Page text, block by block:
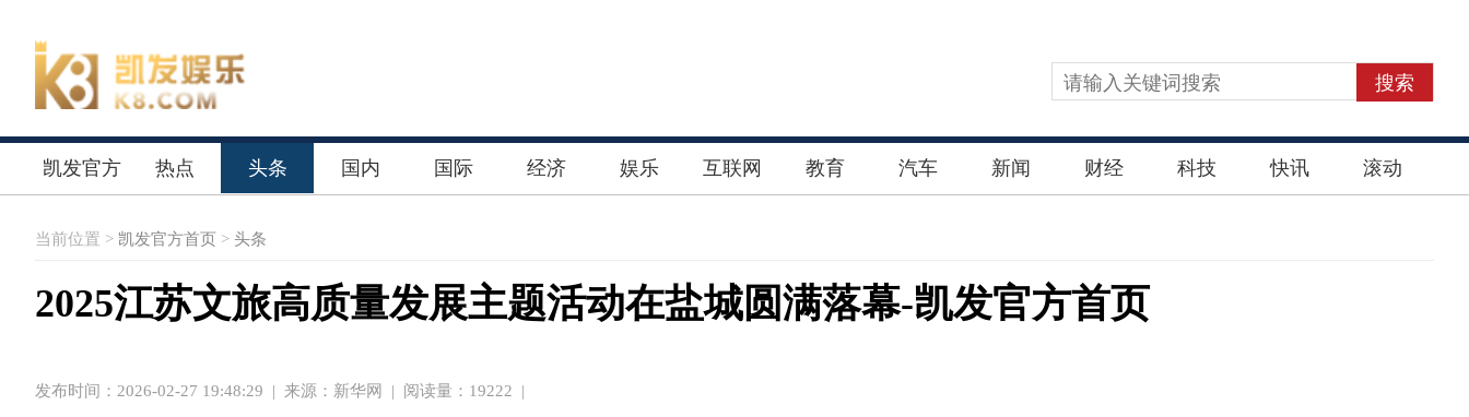
搜索
凯发官方 热点 头条 国内 国际 经济 娱乐 互联网 教育 汽车 新闻 财经 科技 快讯 滚动
当前位置 > 凯发官方首页 > 头条
2025江苏文旅高质量发展主题活动在盐城圆满落幕-凯发官方首页
发布时间：2026-02-27 19:48:29 | 来源：新华网 | 阅读量：19222 |